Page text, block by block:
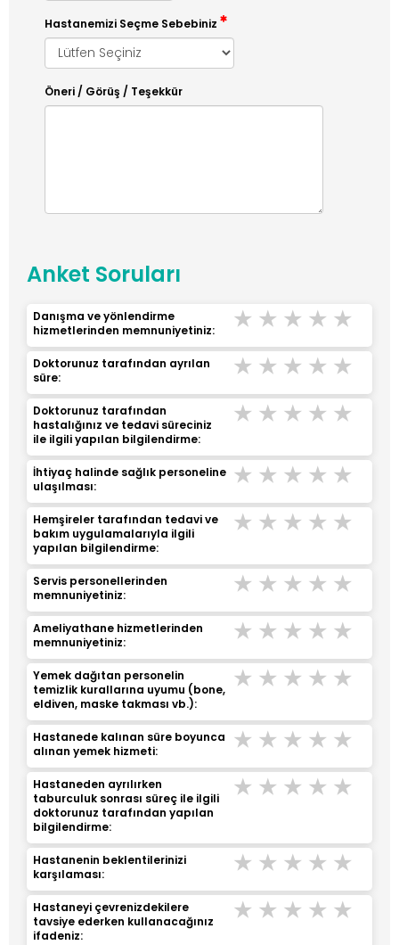
Hastanemizi Seçme Sebebiniz
Öneri / Görüş / Teşekkür
Anket Soruları
Danışma ve yönlendirme
hizmetlerinden memnuniyetiniz:
Çok Kötü
KötüOrta
İyi
Doktorunuz tarafından ayrılan
süre:
Çok Kötü
KötüOrta
İyi
Doktorunuz tarafından
hastalığınız ve tedavi süreciniz
ile ilgili yapılan bilgilendirme:
Çok Kötü
KötüOrta
İyi
İhtiyaç halinde sağlık personeline
ulaşılması:
Çok Kötü
KötüOrta
İyi
Hemşireler tarafından tedavi ve
bakım uygulamalarıyla ilgili
yapılan bilgilendirme:
Çok Kötü
KötüOrta
İyi
Servis personellerinden
memnuniyetiniz:
Çok Kötü
KötüOrta
İyi
Ameliyathane hizmetlerinden
memnuniyetiniz:
Çok Kötü
KötüOrta
İyi
Yemek dağıtan personelin
temizlik kurallarına uyumu (bone,
eldiven, maske takması vb.):
Çok Kötü
KötüOrta
İyi
Hastanede kalınan süre boyunca
alınan yemek hizmeti:
Çok Kötü
KötüOrta
İyi
Hastaneden ayrılırken
taburculuk sonrası süreç ile ilgili
doktorunuz tarafından yapılan
bilgilendirme:
Çok Kötü
KötüOrta
İyi
Hastanenin beklentilerinizi
karşılaması:
Çok Kötü
KötüOrta
İyi
Hastaneyi çevrenizdekilere
tavsiye ederken kullanacağınız
ifadeniz:
Çok Kötü
KötüOrta
İyi